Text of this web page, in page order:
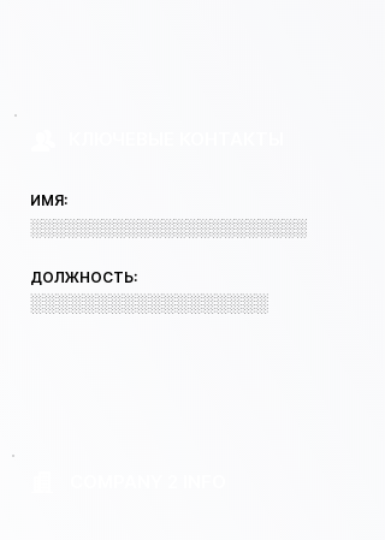
ИМЯ:
░░░░░░░░░░░░░░░░░░░░░░░
ДОЛЖНОСТЬ:
░░░░░░░░░░░░░░░░░░